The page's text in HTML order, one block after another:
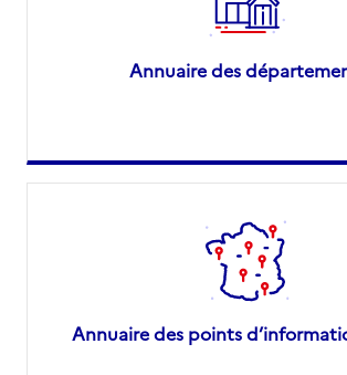
Annuaire des
Annuaire des points